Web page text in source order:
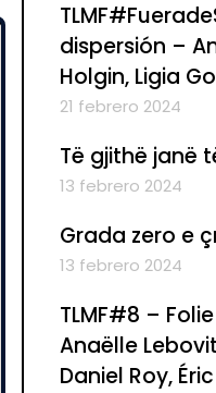
dispersión –
Holgin, Ligia
21 febrero 2024
Të gjithë janë
13 febrero 2024
Grada zero e
13 febrero 2024
TLMF#8 –
Anaëlle
Daniel Roy,